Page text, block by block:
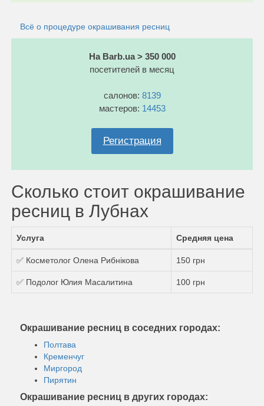
Всё о процедуре окрашивания ресниц
На Barb.ua > 350 000
посетителей в месяц
салонов: 8139
мастеров: 14453
Регистрация
Сколько стоит окрашивание
ресниц в Лубнах
Услуга Средняя цена
✅ Косметолог Олена Рибнікова 150 грн
✅ Подолог Юлия Масалитина 100 грн
Окрашивание ресниц в соседних городах:
Полтава
Кременчуг
Миргород
Пирятин
Окрашивание ресниц в других городах: